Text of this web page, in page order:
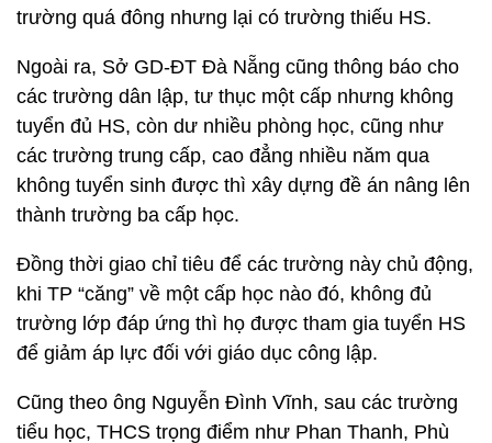
trường quá đông nhưng lại có trường thiếu HS.
Ngoài ra, Sở GD-ĐT Đà Nẵng cũng thông báo cho
các trường dân lập, tư thục một cấp nhưng không
tuyển đủ HS, còn dư nhiều phòng học, cũng như
các trường trung cấp, cao đẳng nhiều năm qua
không tuyển sinh được thì xây dựng đề án nâng lên
thành trường ba cấp học.
Đồng thời giao chỉ tiêu để các trường này chủ động,
khi TP “căng” về một cấp học nào đó, không đủ
trường lớp đáp ứng thì họ được tham gia tuyển HS
để giảm áp lực đối với giáo dục công lập.
Cũng theo ông Nguyễn Đình Vĩnh, sau các trường
tiểu học, THCS trọng điểm như Phan Thanh, Phù